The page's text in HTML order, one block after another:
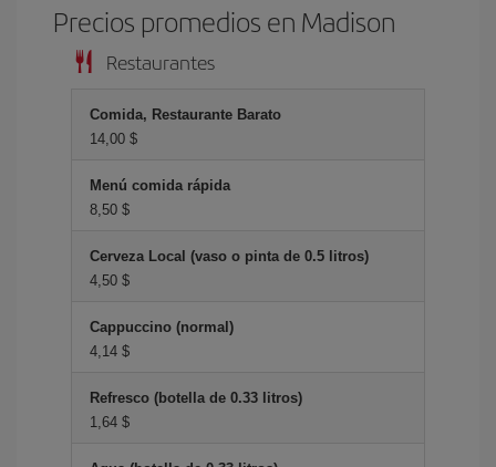
Precios promedios en Madison
Restaurantes
Comida, Restaurante Barato
14,00 $
Menú comida rápida
8,50 $
Cerveza Local (vaso o pinta de 0.5 litros)
4,50 $
Cappuccino (normal)
4,14 $
Refresco (botella de 0.33 litros)
1,64 $